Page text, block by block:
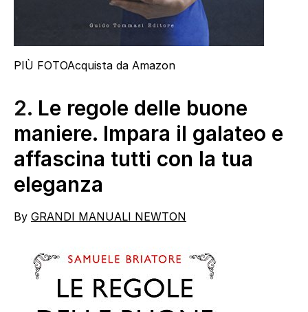
PIÙ FOTOAcquista da Amazon
2. Le regole delle buone
maniere. Impara il galateo e
affascina tutti con la tua
eleganza
By GRANDI MANUALI NEWTON